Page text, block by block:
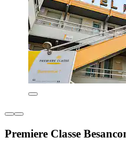
Premiere Classe